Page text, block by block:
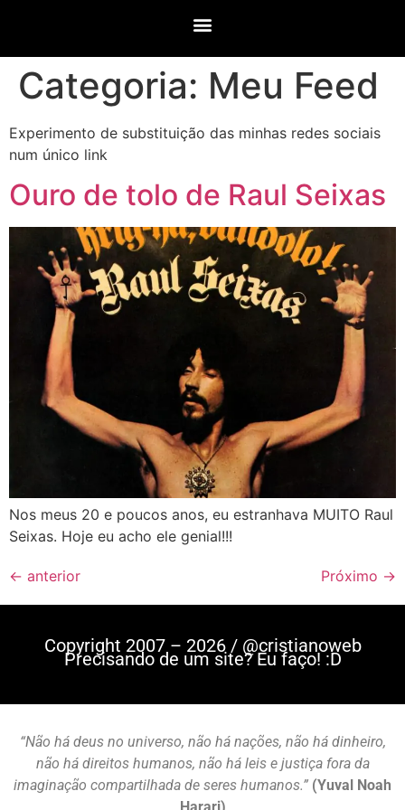
Categoria: Meu Feed
Experimento de substituição das minhas redes sociais
num único link
Ouro de tolo de Raul Seixas
Nos meus 20 e poucos anos, eu estranhava MUITO Raul
Seixas. Hoje eu acho ele genial!!!
← anterior Próximo →
Copyright 2007 – 2026 / @cristianoweb
Precisando de um site? Eu faço! :D
“Não há deus no universo, não há nações, não há dinheiro,
não há direitos humanos, não há leis e justiça fora da
imaginação compartilhada de seres humanos.” (Yuval Noah